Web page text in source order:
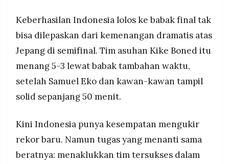
©
-
PT.
RESOLUSI
Keberhasilan Indonesia lolos ke babak final tak
bisa dilepaskan dari kemenangan dramatis atas
Jepang di semifinal. Tim asuhan Kike Boned itu
menang 5-3 lewat babak tambahan waktu,
setelah Samuel Eko dan kawan-kawan tampil
solid sepanjang 50 menit.
Kini Indonesia punya kesempatan mengukir
rekor baru. Namun tugas yang menanti sama
beratnya: menaklukkan tim tersukses dalam